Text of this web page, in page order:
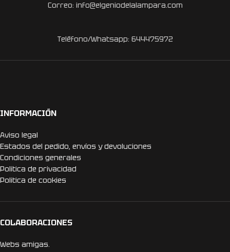
Correo: info@elgeniodelalampara.com
Teléfono/Whatsapp: 644475972
INFORMACIÓN
Aviso legal
Estados del pedido, envíos y devoluciones
Condiciones generales
Politica de privacidad
Politica de cookies
COLABORACIONES
Webs amigas.